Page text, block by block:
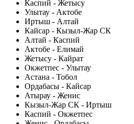
Каспий - Жетысу
Улытау - Актобе
Иртыш - Алтай
Кайсар - Кызыл-Жар СК
Алтай - Каспий
Актобе - Елимай
Жетысу - Кайрат
Окжетпес - Улытау
Астана - Тобол
Ордабасы - Кайсар
Атырау - Женис
Кызыл-Жар СК - Иртыш
Каспий - Окжетпес